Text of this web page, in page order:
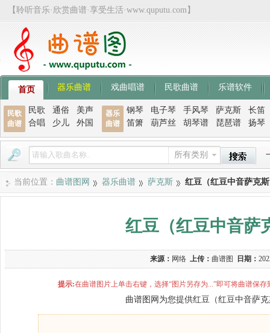
【聆听音乐·欣赏曲谱·享受生活·www.quputu.com】
首页 器乐曲谱 戏曲唱谱 民歌曲谱 乐谱软件
民歌
曲谱
民歌 通俗
美声
合唱
少儿 外国
器乐
曲谱
钢琴 电子琴 手风琴 萨克斯
长笛
笛箫
葫芦丝 胡琴谱 琵琶谱 扬琴
所有类别
当前位置： 曲谱图网 器乐曲谱 萨克斯 红豆（红豆中音萨克
红豆（红豆中音萨
来源： 网络 上传： 曲谱图 日期：
提示:在曲谱图片上单击右键，选择“图片另存为...”即可将曲谱保
曲谱图网为您提供红豆（红豆中音萨